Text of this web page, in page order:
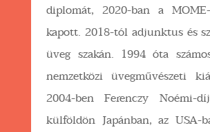
diplomát, 2020-ban a
kapott. 2018-tól adjunktus és
üveg szakán. 1994 óta
nemzetközi üvegművészeti
2004-ben Ferenczy
külföldön Japánban, az USA-